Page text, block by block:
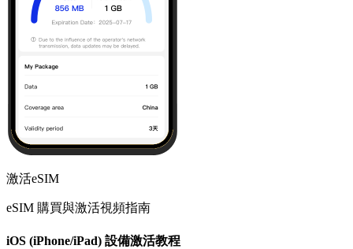
激活eSIM
eSIM 購買與激活視頻指南
iOS (iPhone/iPad) 設備激活教程